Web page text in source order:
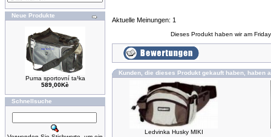
Neue Produkte
Puma sportovní ta¹ka
589,00Kè
Schnellsuche
Aktuelle Meinungen: 1
Dieses Produkt haben wir am
Kunden, die dieses Produkt gekauft haben, haben
Ledvinka Husky MIKI